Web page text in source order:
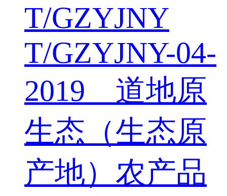
T/GZYJNY
T/GZYJNY-04-
2019 道地原
生态（生态原
产地）农产品